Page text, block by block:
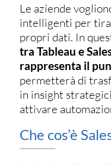
Le aziende
intelligenti per
propri dati. In
tra Tableau e
rappresenta il
permetterà di
in insight
attivare
Che cos’è